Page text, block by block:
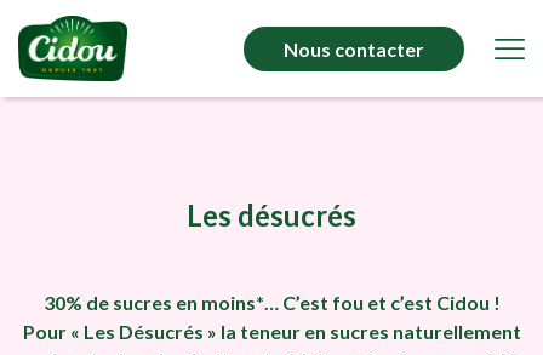
Nous contacter
Les désucrés
30% de sucres en moins*… C’est fou et c’est Cidou !
Pour « Les Désucrés » la teneur en sucres naturellement